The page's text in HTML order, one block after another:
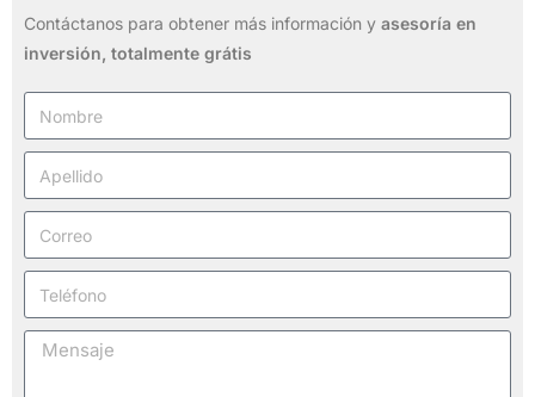
Contáctanos para obtener más información y asesoría en
inversión, totalmente grátis